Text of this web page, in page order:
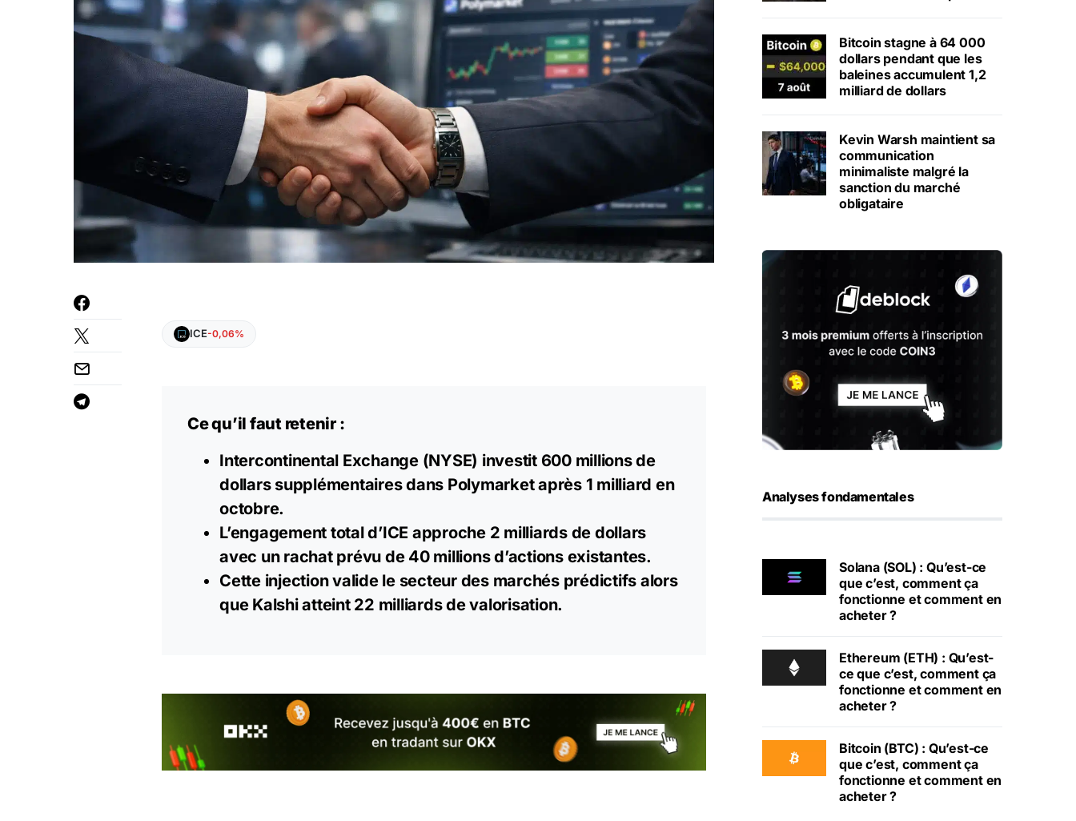
ICE-0,06%
Ce qu’il faut retenir :
Intercontinental Exchange (NYSE) investit 600 millions de
dollars supplémentaires dans Polymarket après 1 milliard en
octobre.
L’engagement total d’ICE approche 2 milliards de dollars
avec un rachat prévu de 40 millions d’actions existantes.
Cette injection valide le secteur des marchés prédictifs alors
que Kalshi atteint 22 milliards de valorisation.
Bitcoin stagne à 64 000
dollars pendant que les
baleines accumulent 1,2
milliard de dollars
Kevin Warsh maintient sa
communication
minimaliste malgré la
sanction du marché
obligataire
Analyses fondamentales
Solana (SOL) : Qu’est-ce
que c’est, comment ça
fonctionne et comment en
acheter ?
Ethereum (ETH) : Qu’est-
ce que c’est, comment ça
fonctionne et comment en
acheter ?
Bitcoin (BTC) : Qu’est-ce
que c’est, comment ça
fonctionne et comment en
acheter ?